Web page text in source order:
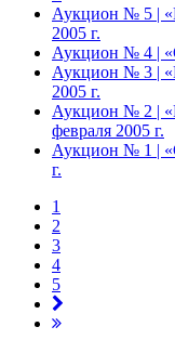
Аукцион № 5 |
2005 г.
Аукцион № 4 |
Аукцион № 3 |
2005 г.
Аукцион № 2 |
февраля 2005 г.
Аукцион № 1 |
г.
1
2
3
4
5